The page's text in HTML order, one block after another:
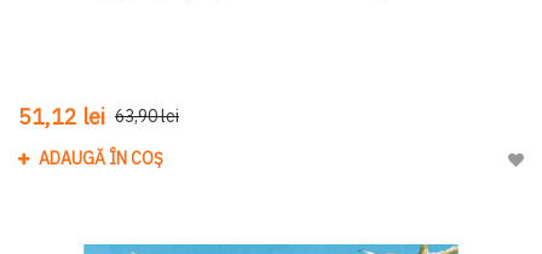
51,12 lei 63,90 lei
ADAUGĂ ÎN COȘ